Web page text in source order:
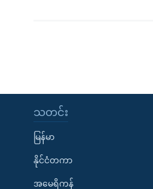
သတင်း
မြန်မာ
နိုင်ငံတကာ
အမေရိကန်